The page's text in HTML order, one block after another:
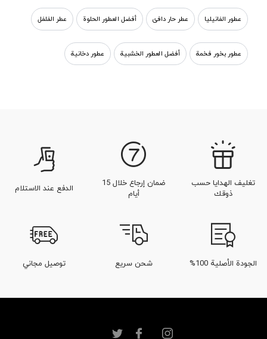
عطور الفانيليا عطر حار دافئ أفضل العطور الحلوة عطر الفلفل
عطور بخور فخمة أفضل العطور الخشبية عطور دخانية
تغليف الهدايا حسب
ذوقك
ضمان إرجاع خلال 15
أيام
الدفع عند الاستلام
الجودة الأصلية 100% شحن سريع توصيل مجاني